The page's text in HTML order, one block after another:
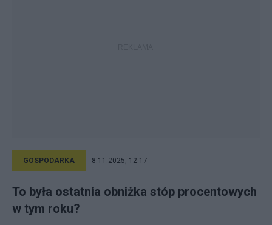
GOSPODARKA 8.11.2025, 12:17
To była ostatnia obniżka stóp procentowych
w tym roku?